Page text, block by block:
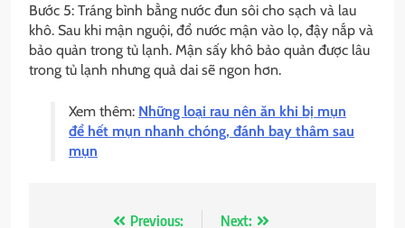
Bước 5: Tráng bình bằng nước đun sôi cho sạch và lau
khô. Sau khi mận nguội, đổ nước mận vào lọ, đậy nắp và
bảo quản trong tủ lạnh. Mận sấy khô bảo quản được lâu
trong tủ lạnh nhưng quả dai sẽ ngon hơn.
Xem thêm: Những loại rau nên ăn khi bị mụn
để hết mụn nhanh chóng, đánh bay thâm sau
mụn
Previous: Next: